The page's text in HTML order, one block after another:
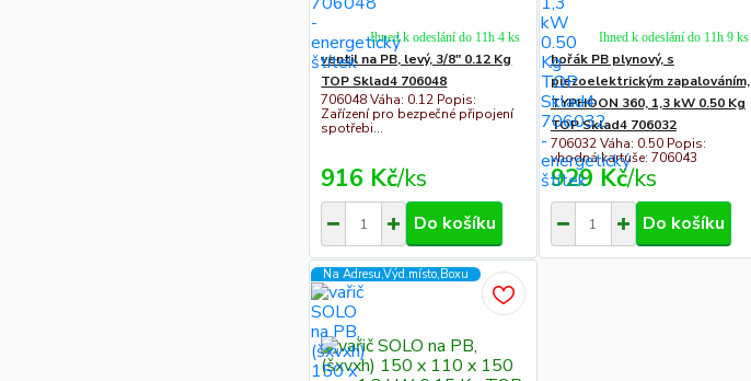
ventil na PB, levý, 3/8" 0.12 Kg
TOP Sklad4 706048
706048 Váha: 0.12 Popis:
Zařízení pro bezpečné připojení
spotřebi...
916 Kč/ks
Ihned k odeslání do 11h 4 ks
Do košíku
hořák PB plynový, s
piezoelektrickým zapalováním,
TYPHOON 360, 1,3 kW 0.50 Kg
TOP Sklad4 706032
706032 Váha: 0.50 Popis:
vhodná kartuše: 706043
929 Kč/ks
Ihned k odeslání do 11h 9 ks
Do košíku
Na Adresu,Výd.místo,Boxu